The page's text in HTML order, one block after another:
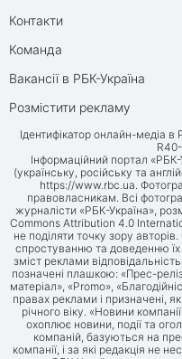
Контакти
Команда
Вакансії в РБК-Україна
Розмістити рекламу
Ідентифікатор онлайн-медіа в
Інформаційний портал
(українську, російську та
https://www.rbc.ua.
правовласникам. Всі
журналісти «РБК-Україна»,
Commons Attribution 4.0
не поділяти точку зору
спростуванню та доведенню їх
зміст реклами
позначені плашкою: «Прес-
матеріал», «Promo»,
правах реклами і призначені,
річного віку. «Новини
охоплює новини, події та
компаній, базуються на
компанії, і за які редакція не